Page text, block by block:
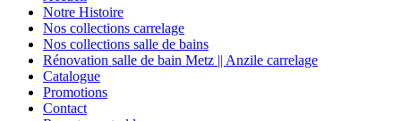
Notre Histoire
Nos collections carrelage
Nos collections salle de bains
Rénovation salle de bain Metz || Anzile carrelage
Catalogue
Promotions
Contact